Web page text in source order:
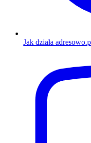
Jak działa